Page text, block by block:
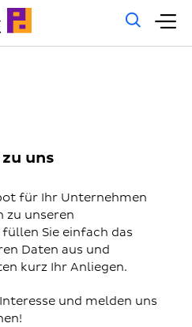
uns
für Ihr Unternehmen
zu unseren
Sie einfach das
Daten aus und
kurz Ihr Anliegen.
und melden uns